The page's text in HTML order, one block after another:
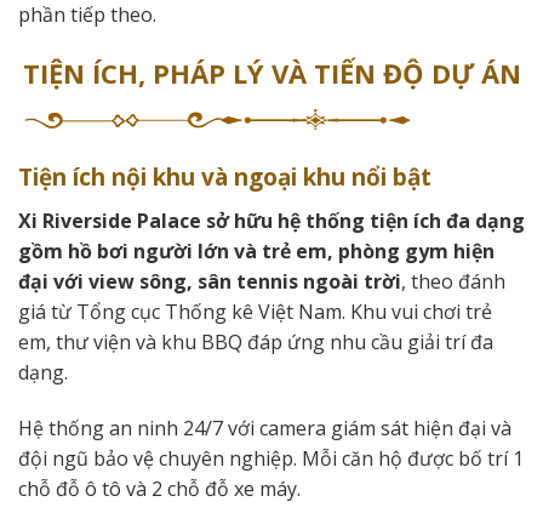
phần tiếp theo.
TIỆN ÍCH, PHÁP LÝ VÀ TIẾN ĐỘ DỰ ÁN
Tiện ích nội khu và ngoại khu nổi bật
Xi Riverside Palace sở hữu hệ thống tiện ích đa dạng
gồm hồ bơi người lớn và trẻ em, phòng gym hiện
đại với view sông, sân tennis ngoài trời, theo đánh
giá từ Tổng cục Thống kê Việt Nam. Khu vui chơi trẻ
em, thư viện và khu BBQ đáp ứng nhu cầu giải trí đa
dạng.
Hệ thống an ninh 24/7 với camera giám sát hiện đại và
đội ngũ bảo vệ chuyên nghiệp. Mỗi căn hộ được bố trí 1
chỗ đỗ ô tô và 2 chỗ đỗ xe máy.